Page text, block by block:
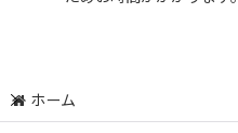
ホーム